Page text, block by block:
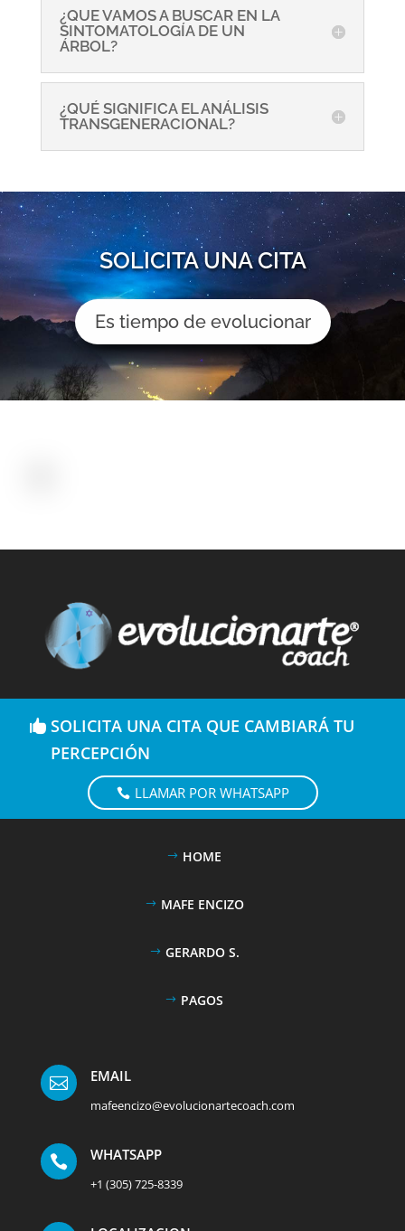
¿QUE VAMOS A BUSCAR EN LA
SINTOMATOLOGÍA DE UN
ÁRBOL?
¿QUÉ SIGNIFICA EL ANÁLISIS
TRANSGENERACIONAL?
SOLICITA UNA CITA
Es tiempo de evolucionar
SOLICITA UNA CITA QUE CAMBIARÁ TU
PERCEPCIÓN
LLAMAR POR WHATSAPP
HOME
MAFE ENCIZO
GERARDO S.
PAGOS
 EMAIL
mafeencizo@evolucionartecoach.com
 WHATSAPP
+1 (305) 725-8339